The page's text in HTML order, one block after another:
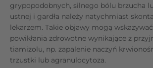
grypopodobnych, silnego bólu brzucha
ustnej i gardła należy natychmiast
lekarzem. Takie objawy mogą
powikłania zdrowotne wynikające z
tiamizolu, np. zapalenie naczyń
trzustki lub agranulocytoza.